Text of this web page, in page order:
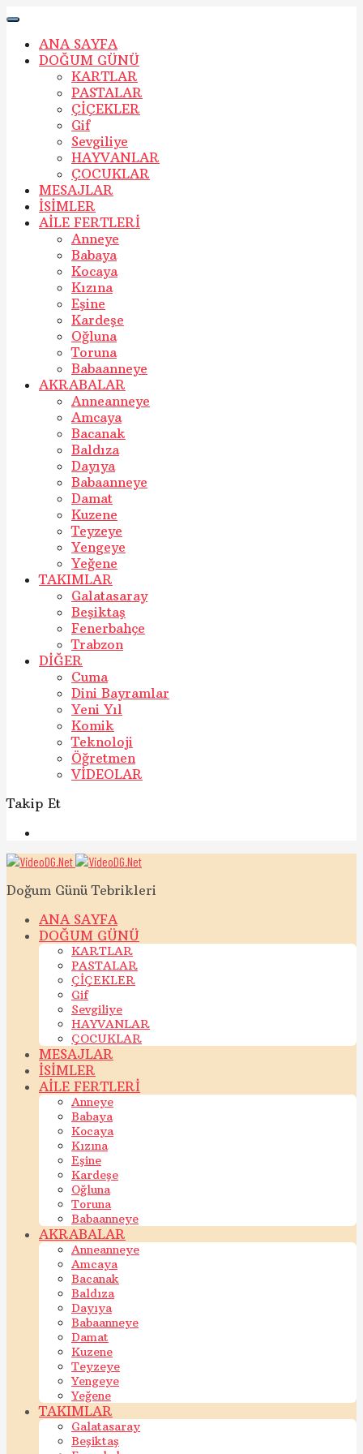
ANA SAYFA
DOĞUM GÜNÜ
KARTLAR
PASTALAR
ÇİÇEKLER
Gif
Sevgiliye
HAYVANLAR
ÇOCUKLAR
MESAJLAR
İSİMLER
AİLE FERTLERİ
Anneye
Babaya
Kocaya
Kızına
Eşine
Kardeşe
Oğluna
Toruna
Babaanneye
AKRABALAR
Anneanneye
Amcaya
Bacanak
Baldıza
Dayıya
Babaanneye
Damat
Kuzene
Teyzeye
Yengeye
Yeğene
TAKIMLAR
Galatasaray
Beşiktaş
Fenerbahçe
Trabzon
DİĞER
Cuma
Dini Bayramlar
Yeni Yıl
Komik
Teknoloji
Öğretmen
VİDEOLAR
Takip Et
Doğum Günü Tebrikleri
ANA SAYFA
DOĞUM GÜNÜ
KARTLAR
PASTALAR
ÇİÇEKLER
Gif
Sevgiliye
HAYVANLAR
ÇOCUKLAR
MESAJLAR
İSİMLER
AİLE FERTLERİ
Anneye
Babaya
Kocaya
Kızına
Eşine
Kardeşe
Oğluna
Toruna
Babaanneye
AKRABALAR
Anneanneye
Amcaya
Bacanak
Baldıza
Dayıya
Babaanneye
Damat
Kuzene
Teyzeye
Yengeye
Yeğene
TAKIMLAR
Galatasaray
Beşiktaş